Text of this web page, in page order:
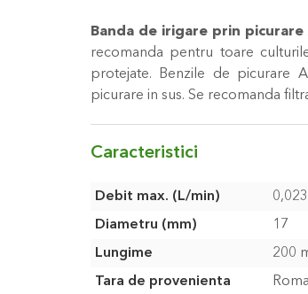
Banda de irigare prin picurare
recomanda pentru toare
protejate. Benzile de picurare
picurare in sus. Se recomanda
Caracteristici
Caracteristici
Debit max. (L/min)
0,023
Diametru (mm)
17
Lungime
200
Tara de provenienta